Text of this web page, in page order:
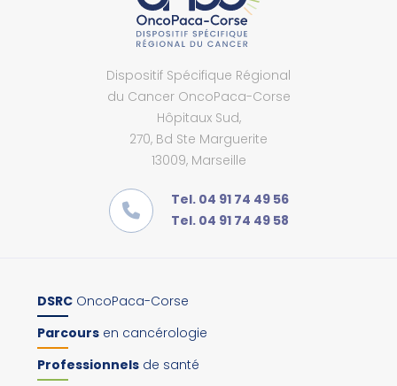
Dispositif Spécifique Régional
du Cancer OncoPaca-Corse
Hôpitaux Sud,
270, Bd Ste Marguerite
13009, Marseille
Tel. 04 91 74 49 56
Tel. 04 91 74 49 58
DSRC OncoPaca-Corse
Parcours en cancérologie
Professionnels de santé